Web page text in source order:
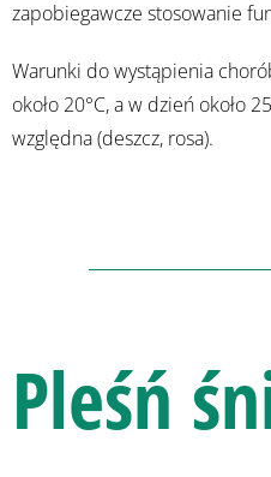
zapobiegawcze stosowanie
Warunki do wystąpienia
około 20°C, a w dzień około
względna (deszcz, rosa).
Pleśń